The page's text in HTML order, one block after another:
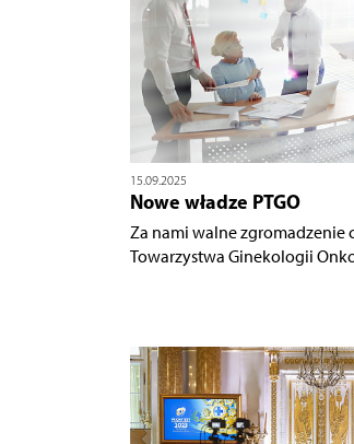
15.09.2025
Nowe władze PTGO
Za nami walne zgromadzenie
Towarzystwa Ginekologii